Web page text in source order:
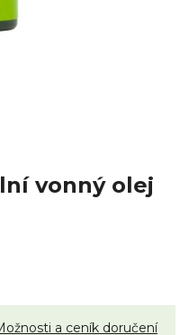
vonný olej
a ceník doručení